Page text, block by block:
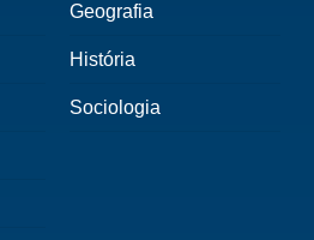
Geografia
História
Sociologia